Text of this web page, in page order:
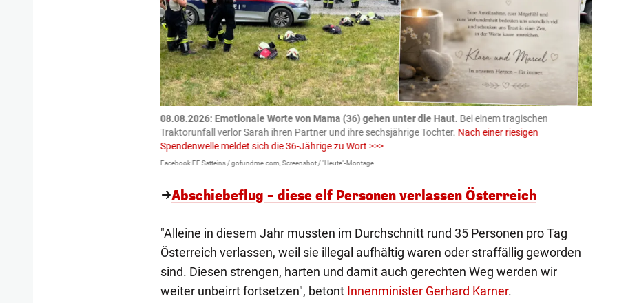
08.08.2026: Emotionale Worte von Mama (36) gehen unter die Haut. Bei einem tragischen
Traktorunfall verlor Sarah ihren Partner und ihre sechsjährige Tochter. Nach einer riesigen
Spendenwelle meldet sich die 36-Jährige zu Wort >>>
Facebook FF Satteins / gofundme.com, Screenshot / "Heute"-Montage
Abschiebeflug – diese elf Personen verlassen Österreich
"Alleine in diesem Jahr mussten im Durchschnitt rund 35 Personen pro Tag
Österreich verlassen, weil sie illegal aufhältig waren oder straffällig geworden
sind. Diesen strengen, harten und damit auch gerechten Weg werden wir
weiter unbeirrt fortsetzen", betont Innenminister Gerhard Karner.